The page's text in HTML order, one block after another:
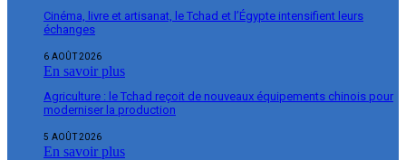
Cinéma, livre et artisanat, le Tchad et l’Égypte intensifient leurs
échanges
6 AOÛT 2026
En savoir plus
Agriculture : le Tchad reçoit de nouveaux équipements chinois pour
moderniser la production
5 AOÛT 2026
En savoir plus